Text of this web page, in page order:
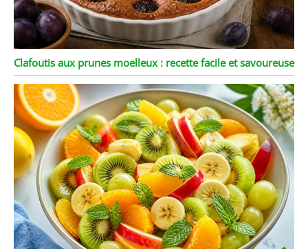
Clafoutis aux prunes moelleux : recette facile et savoureuse